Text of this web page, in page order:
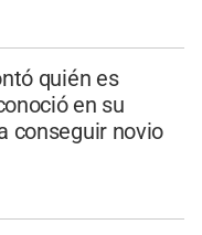
quién es
en su
conseguir novio